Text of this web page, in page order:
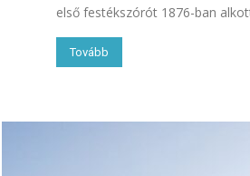
első festékszórót 1876-ban
Tovább